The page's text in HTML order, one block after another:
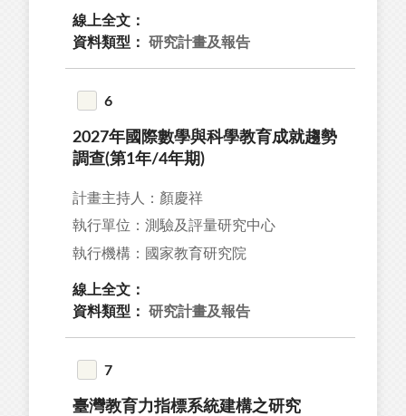
線上全文：
資料類型：
研究計畫及報告
6
2027年國際數學與科學教育成就趨勢
調查(第1年/4年期)
計畫主持人：顏慶祥
執行單位：測驗及評量研究中心
執行機構：國家教育研究院
線上全文：
資料類型：
研究計畫及報告
7
臺灣教育力指標系統建構之研究